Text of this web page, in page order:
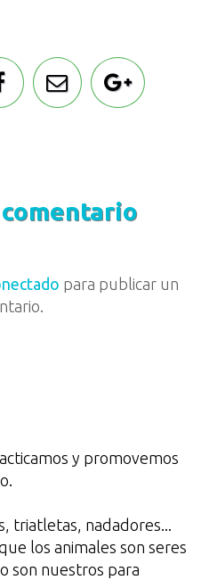
para publicar un
y promovemos
triatletas, nadadores...
los animales son seres
son nuestros para